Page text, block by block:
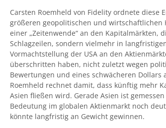
Carsten Roemheld von Fidelity ordnete diese
größeren geopolitischen und wirtschaftlichen
einer „Zeitenwende“ an den Kapitalmärkten,
Schlagzeilen, sondern vielmehr in
Vormachtstellung der USA an den
überschritten haben, nicht zuletzt wegen
Bewertungen und eines schwächeren Dollars
Roemheld rechnet damit, dass künftig mehr
Asien fließen wird. Gerade Asien ist
Bedeutung im globalen Aktienmarkt noch
könnte langfristig an Gewicht gewinnen.